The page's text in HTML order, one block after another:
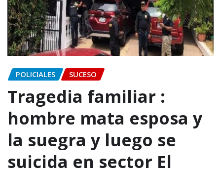
POLICIALES SUCESO
Tragedia familiar :
hombre mata esposa y
la suegra y luego se
suicida en sector El